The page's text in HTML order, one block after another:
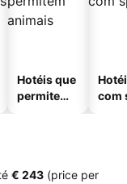
Hotéis que
permitem
com
‎€ 243 (price per